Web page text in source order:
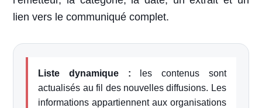
lien vers le communiqué complet.
Liste dynamique : les contenus sont
actualisés au fil des nouvelles diffusions. Les
informations appartiennent aux organisations